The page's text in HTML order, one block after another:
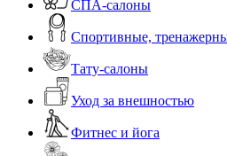
СПА-салоны
Спортивные,
Тату-салоны
Уход за внешностью
Фитнес и йога